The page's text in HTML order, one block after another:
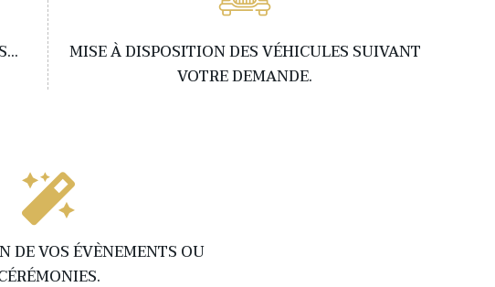
MISE À DISPOSITION DES VÉHICULES SUIVANT
VOTRE DEMANDE.
DE VOS ÉVÈNEMENTS OU